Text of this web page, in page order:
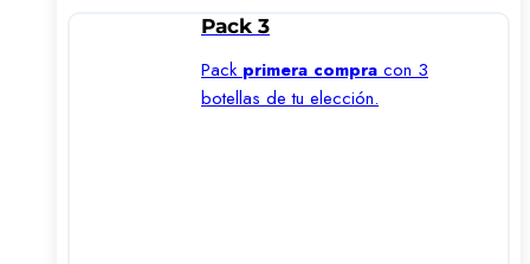
Pack 3
Pack primera compra con 3
botellas de tu elección.